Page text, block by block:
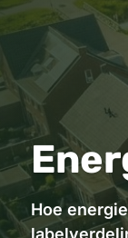
Hoe